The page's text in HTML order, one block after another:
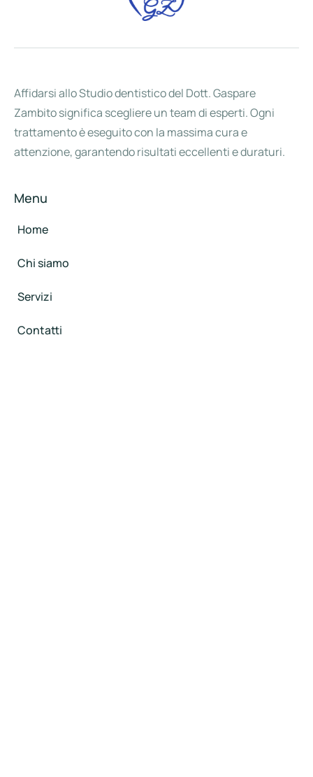
Affidarsi allo Studio dentistico del Dott. Gaspare
Zambito significa scegliere un team di esperti. Ogni
trattamento è eseguito con la massima cura e
attenzione, garantendo risultati eccellenti e duraturi.
Menu
Home
Chi siamo
Servizi
Contatti